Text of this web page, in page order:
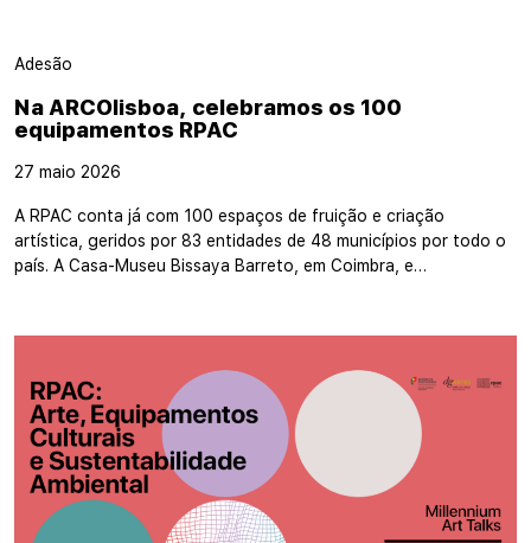
Adesão
Na ARCOlisboa, celebramos os 100
equipamentos RPAC
27 maio 2026
A RPAC conta já com 100 espaços de fruição e criação
artística, geridos por 83 entidades de 48 municípios por todo o
país. A Casa-Museu Bissaya Barreto, em Coimbra, e…